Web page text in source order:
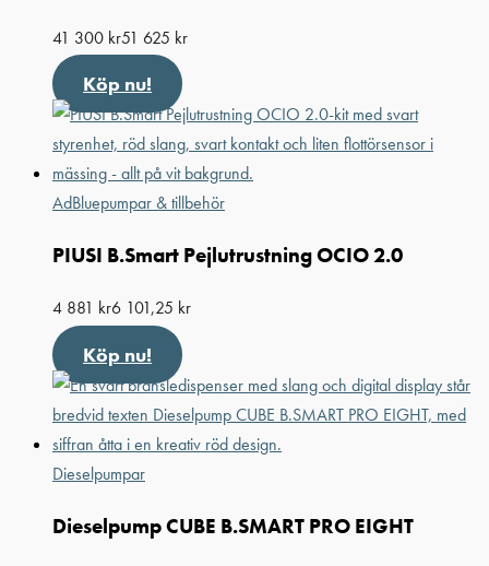
41 300 kr51 625 kr
Köp nu!
AdBluepumpar & tillbehör
PIUSI B.Smart Pejlutrustning OCIO 2.0
4 881 kr6 101,25 kr
Köp nu!
Dieselpumpar
Dieselpump CUBE B.SMART PRO EIGHT